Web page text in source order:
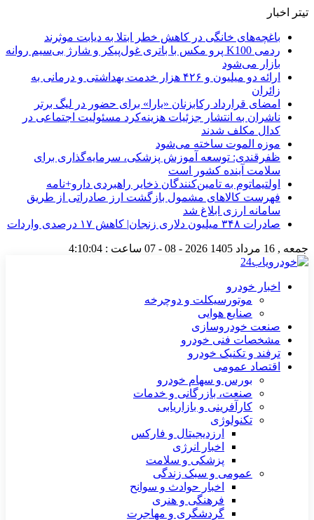
تیتر اخبار
باغچه‌های خانگی در کاهش خطر ابتلا به دیابت موثرند
ردمی K100 پرو مکس با باتری غول‌پیکر و شارژ بی‌سیم روانه
بازار می‌شود
ارائه دو میلیون و ۴۲۶ هزار خدمت بهداشتی و درمانی به
زائران
امضای قرارداد رکابزنان «یارا» برای حضور در لیگ برتر
ناشران به انتشار جزئیات هزینه‌کرد مسئولیت اجتماعی در
کدال مکلف شدند
موزه الموت ساخته می‌شود
ظفرقندی: توسعه آموزش پزشکی، سرمایه‌گذاری برای
سلامت آینده کشور است
اولتیماتوم به تامین‌کنندگان ذخایر راهبردی دارو+نامه
فهرست کالاهای مشمول بازگشت ارز صادراتی از طریق
سامانه ارزی ابلاغ شد
صادرات ۳۴۸ میلیون دلاری زنجان| ‌کاهش ۱۷ درصدی واردات
جمعه , 16 مرداد 1405 2026 - 08 - 07 ساعت : 4:10:05
اخبار خودرو
موتورسیکلت و دوچرخه
صنایع هوایی
صنعت خودروسازی
مشخصات فنی خودرو
ترفند و تکنیک خودرو
اقتصاد عمومی
بورس و سهام خودرو
صنعت، بازرگانی و خدمات
کارآفرینی و بازاریابی
تکنولوژی
ارزدیجیتال و فارکس
اخبار انرژی
پزشکی و سلامت
عمومی و سبک زندگی
اخبار حوادث و سوانح
فرهنگی و هنری
گردشگری و مهاجرت